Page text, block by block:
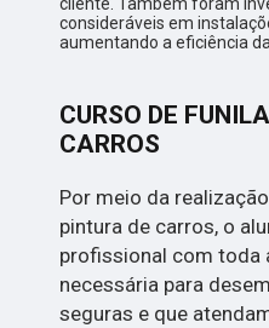
consideráveis em
aumentando a eficiência
CURSO DE
CARROS
Por meio da
pintura de carros, o
profissional com toda
necessária para
seguras e que